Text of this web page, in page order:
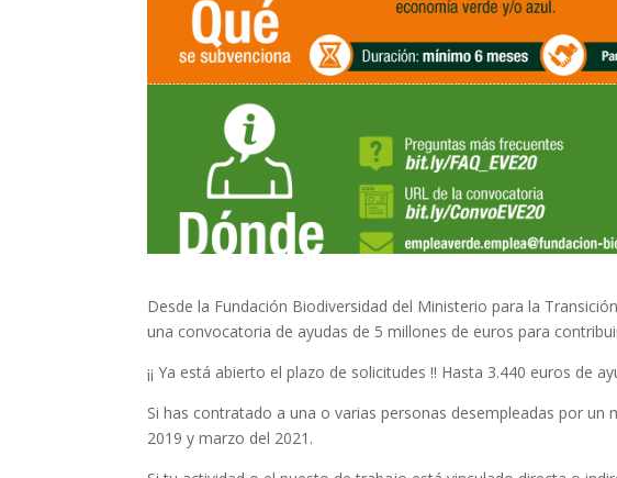
Desde la Fundación Biodiversidad del Ministerio para la
una convocatoria de ayudas de 5 millones de euros para
¡¡ Ya está abierto el plazo de solicitudes !! Hasta 3.440 euros de
Si has contratado a una o varias personas desempleadas por
2019 y marzo del 2021.